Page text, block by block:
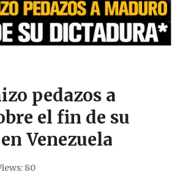
pedazos a
el fin de su
Venezuela
80